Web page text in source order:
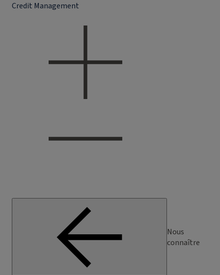
Credit Management
Nous
connaître